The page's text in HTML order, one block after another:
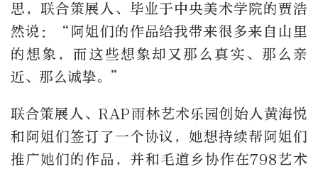
思，联合策展人、毕业于中央美术学院的贾浩
然说：“阿姐们的作品给我带来很多来自山里
的想象，而这些想象却又那么真实、那么亲
近、那么诚挚。”
联合策展人、RAP雨林艺术乐园创始人黄海悦
和阿姐们签订了一个协议，她想持续帮阿姐们
推广她们的作品，并和毛道乡协作在798艺术